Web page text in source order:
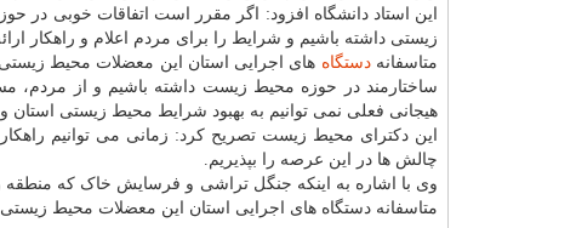
این استاد دانشگاه افزود: اگر مقرر است اتفاقات خوبی در
زیستی داشته باشیم و شرایط را برای مردم اعلام و راهکار
متاسفانهدستگاه های اجرایی استان این معضلات محیط زیستی
ساختارمند در حوزه محیط زیست داشته باشیم و از مردم،
هیجانی فعلی نمی توانیم به بهبود شرایط محیط زیستی استان
این دکترای محیط زیست تصریح کرد: زمانی می توانیم
چالش ها در این عرصه را بپذیریم.
وی با اشاره به اینکه جنگل تراشی و فرسایش خاک که
متاسفانه دستگاه های اجرایی استان این معضلات محیط زیستی